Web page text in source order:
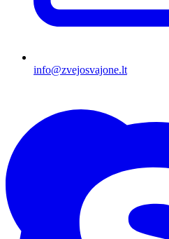
info@zvejosvajone.lt